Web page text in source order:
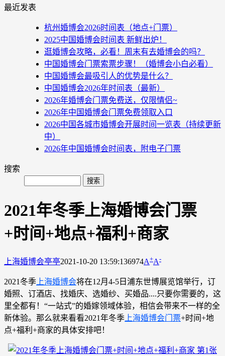
最近发表
杭州婚博会2026时间表（地点+门票）
2025中国婚博会时间表 新鲜出炉！
逛婚博会攻略，必看！周末有去婚博会的吗？
中国婚博会门票索票步骤！（婚博会小白必看）
中国婚博会最吸引人的优势是什么？
中国婚博会2026年时间表（最新）
2026年婚博会门票免费送，仅限情侣~
2026年中国婚博会门票免费领取入口
2026中国各城市婚博会开展时间一览表（持续更新
中）
2026年中国婚博会时间表，附电子门票
搜索
2021年冬季上海婚博会门票
+时间+地点+福利+商家
上海婚博会亭亭2021-10-20 13:59:136974A+A-
2021冬季 上海婚博会将在12月4-5日浦东世博展览馆举行，订
婚照、订酒店、找婚庆、选婚纱、买婚品....只要你需要的，这
里全都有！“一站式”的婚嫁领域体验，相信会带来不一样的全
新体验。那么就来看看2021年冬季 上海婚博会门票+时间+地
点+福利+商家的具体安排吧！